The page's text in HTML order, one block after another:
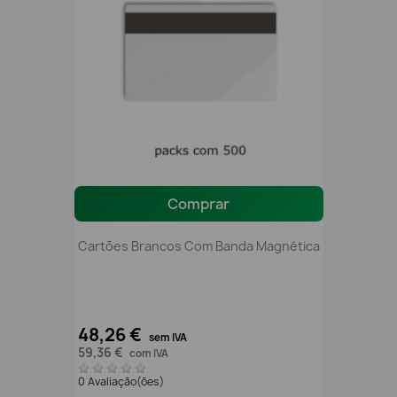
Comprar
Cartões Brancos Com Banda Magnética
48,26 € sem IVA
59,36 € com IVA
0 Avaliação(ões)